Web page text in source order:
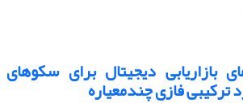
بازاریابی دیجیتال برای سکوهای
ترکیبی فازی چندمعیاره